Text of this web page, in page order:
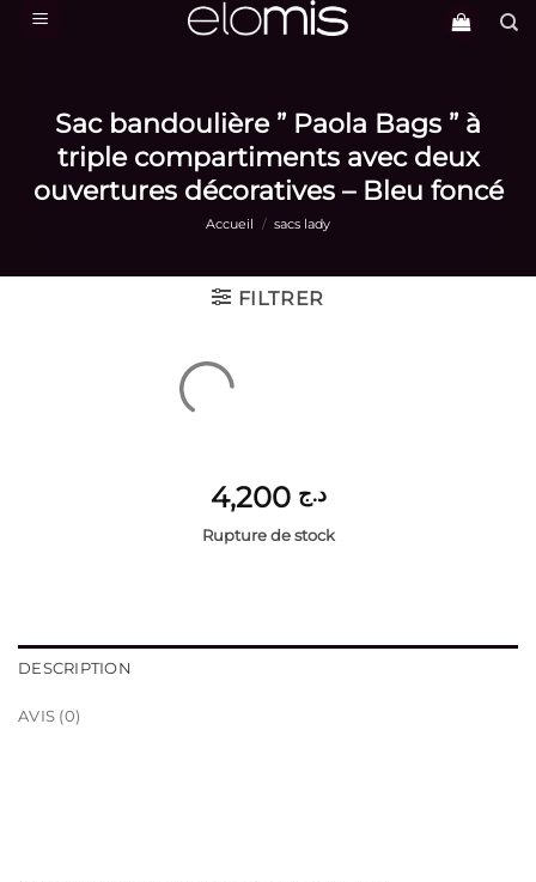
Passer
Sac bandoulière ” Paola Bags ” à
triple compartiments avec deux
ouvertures décoratives – Bleu foncé
Accueil / sacs lady
FILTRER
د.ج 4,200
Rupture de stock
DESCRIPTION
AVIS (0)